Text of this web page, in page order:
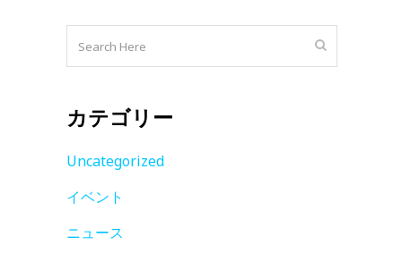
カテゴリー
Uncategorized
イベント
ニュース